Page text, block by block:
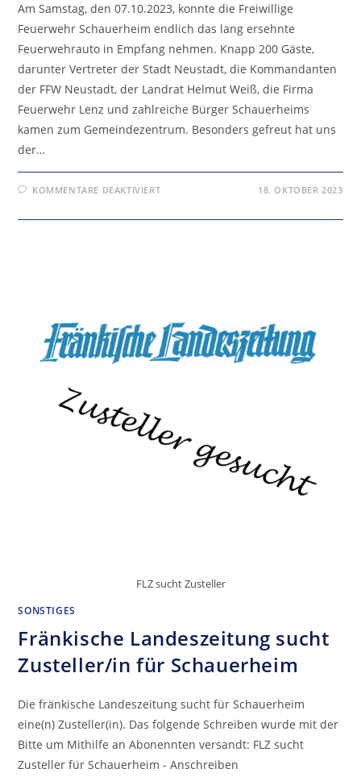
Am Samstag, den 07.10.2023, konnte die Freiwillige
Feuerwehr Schauerheim endlich das lang ersehnte
Feuerwehrauto in Empfang nehmen. Knapp 200 Gäste,
darunter Vertreter der Stadt Neustadt, die Kommandanten
der FFW Neustadt, der Landrat Helmut Weiß, die Firma
Feuerwehr Lenz und zahlreiche Bürger Schauerheims
kamen zum Gemeindezentrum. Besonders gefreut hat uns
der…
KOMMENTARE DEAKTIVIERTFÜR
WEIHE
18. OKTOBER 2023
FLZ sucht Zusteller
SONSTIGES
Fränkische Landeszeitung sucht
Zusteller/in für Schauerheim
Die fränkische Landeszeitung sucht für Schauerheim
eine(n) Zusteller(in). Das folgende Schreiben wurde mit der
Bitte um Mithilfe an Abonennten versandt: FLZ sucht
Zusteller für Schauerheim - Anschreiben